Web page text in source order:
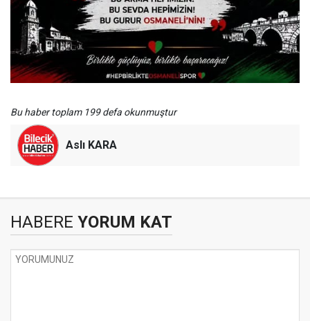
Bu haber toplam 199 defa okunmuştur
Aslı KARA
HABERE YORUM KAT